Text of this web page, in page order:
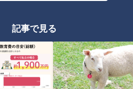
記事で見る
スパ最高の「精肉コーナー」